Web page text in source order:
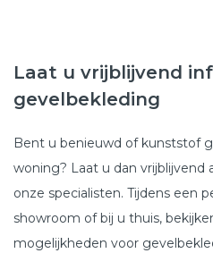
Laat u vrijblijvend
gevelbekleding
Bent u benieuwd of kunststof
woning? Laat u dan vrijblijvend
onze specialisten. Tijdens een
showroom of bij u thuis,
mogelijkheden voor